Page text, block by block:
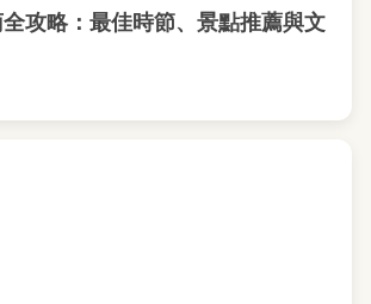
攻略：最佳時節、景點推薦與文